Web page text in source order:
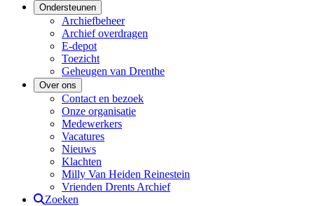
Ondersteunen
Archiefbeheer
Archief overdragen
E-depot
Toezicht
Geheugen van Drenthe
Over ons
Contact en bezoek
Onze organisatie
Medewerkers
Vacatures
Nieuws
Klachten
Milly Van Heiden Reinestein
Vrienden Drents Archief
Zoeken